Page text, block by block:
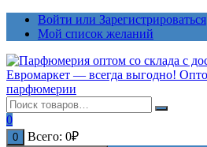
ПерейтиВойти или Зарегистрироваться
Мой список желаний
0
0 Всего: 0₽